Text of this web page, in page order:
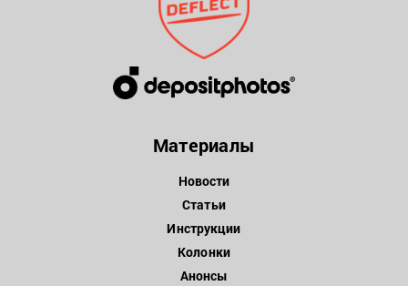
Материалы
Новости
Статьи
Инструкции
Колонки
Анонсы